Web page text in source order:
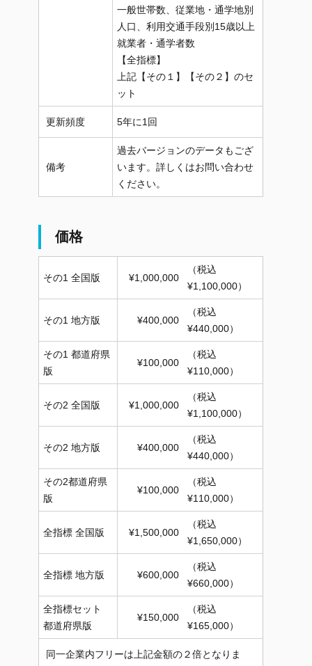
一般世帯数、従業地・通学地別
人口、利用交通手段別15歳以上
就業者・通学者数
【全指標】
上記【その１】【その２】のセ
ット
更新頻度 5年に1回
備考
過去バージョンのデータもござ
います。詳しくはお問い合わせ
ください。
価格
その1 全国版 ¥1,000,000
（税込
¥1,100,000）
その1 地方版 ¥400,000
（税込
¥440,000）
その1 都道府県
版
¥100,000
（税込
¥110,000）
その2 全国版 ¥1,000,000
（税込
¥1,100,000）
その2 地方版 ¥400,000
（税込
¥440,000）
その2都道府県
版
¥100,000
（税込
¥110,000）
全指標 全国版 ¥1,500,000
（税込
¥1,650,000）
全指標 地方版 ¥600,000
（税込
¥660,000）
全指標セット
都道府県版
¥150,000
（税込
¥165,000）
同一企業内フリーは上記金額の２倍となりま